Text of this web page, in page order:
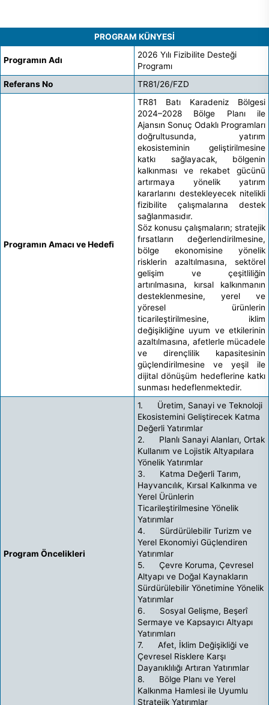
PROGRAM KÜNYESİ
Programın Adı
2026 Yılı Fizibilite Desteği
Programı
Referans No
TR81/26/FZD
Programın Amacı ve Hedefi
TR81 Batı Karadeniz Bölgesi
2024–2028 Bölge Planı ile
Ajansın Sonuç Odaklı Programları
doğrultusunda, yatırım
ekosisteminin geliştirilmesine
katkı sağlayacak, bölgenin
kalkınması ve rekabet gücünü
artırmaya yönelik yatırım
kararlarını destekleyecek nitelikli
fizibilite çalışmalarına destek
sağlanmasıdır.
Söz konusu çalışmaların; stratejik
fırsatların değerlendirilmesine,
bölge ekonomisine yönelik
risklerin azaltılmasına, sektörel
gelişim ve çeşitliliğin
artırılmasına, kırsal kalkınmanın
desteklenmesine, yerel ve
yöresel ürünlerin
ticarileştirilmesine, iklim
değişikliğine uyum ve etkilerinin
azaltılmasına, afetlerle mücadele
ve dirençlilik kapasitesinin
güçlendirilmesine ve yeşil ile
dijital dönüşüm hedeflerine katkı
sunması hedeflenmektedir.
Program Öncelikleri
1. Üretim, Sanayi ve Teknoloji
Ekosistemini Geliştirecek Katma
Değerli Yatırımlar
2. Planlı Sanayi Alanları, Ortak
Kullanım ve Lojistik Altyapılara
Yönelik Yatırımlar
3. Katma Değerli Tarım,
Hayvancılık, Kırsal Kalkınma ve
Yerel Ürünlerin
Ticarileştirilmesine Yönelik
Yatırımlar
4. Sürdürülebilir Turizm ve
Yerel Ekonomiyi Güçlendiren
Yatırımlar
5. Çevre Koruma, Çevresel
Altyapı ve Doğal Kaynakların
Sürdürülebilir Yönetimine Yönelik
Yatırımlar
6. Sosyal Gelişme, Beşerî
Sermaye ve Kapsayıcı Altyapı
Yatırımları
7. Afet, İklim Değişikliği ve
Çevresel Risklere Karşı
Dayanıklılığı Artıran Yatırımlar
8. Bölge Planı ve Yerel
Kalkınma Hamlesi ile Uyumlu
Stratejik Yatırımlar